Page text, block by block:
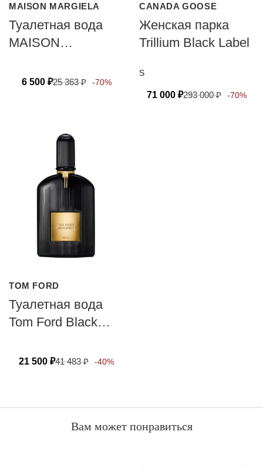
MAISON MARGIELA
Туалетная вода
MAISON
COFFEE BREAK
6 500 ₽25 363₽ -70%
CANADA GOOSE
Женская парка
Trillium Black Label
S
71 000 ₽293 000₽ -70%
TOM FORD
Туалетная вода
Tom Ford Black
21 500 ₽41 483₽ -40%
Вам может понравиться